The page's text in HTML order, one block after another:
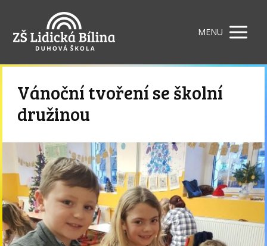
MENU
Vánoční tvoření se školní
družinou